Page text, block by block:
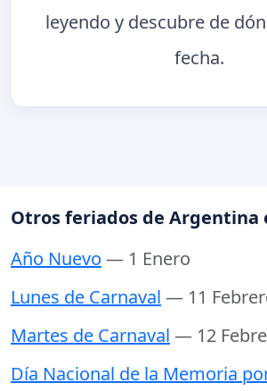
leyendo y descubre de
fecha.
Otros feriados de Argentina
Año Nuevo — 1 Enero
Lunes de Carnaval — 11
Martes de Carnaval — 12
Día Nacional de la Memoria